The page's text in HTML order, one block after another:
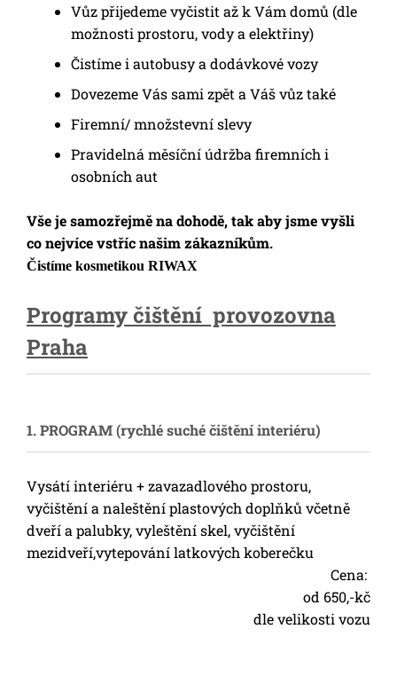
Vůz přijedeme vyčistit až k Vám domů (dle
možnosti prostoru, vody a elektřiny)
Čistíme i autobusy a dodávkové vozy
Dovezeme Vás sami zpět a Váš vůz také
Firemní/ množstevní slevy
Pravidelná měsíční údržba firemních i
osobních aut
Vše je samozřejmě na dohodě, tak aby jsme vyšli
co nejvíce vstříc našim zákazníkům.
Čistíme kosmetikou RIWAX
Programy čištění provozovna
Praha
1. PROGRAM (rychlé suché čištění interiéru)
Vysátí interiéru + zavazadlového prostoru,
vyčištění a naleštění plastových doplňků včetně
dveří a palubky, vyleštění skel, vyčištění
mezidveří,vytepování latkových koberečku
Cena:
od 650,-kč
dle velikosti vozu